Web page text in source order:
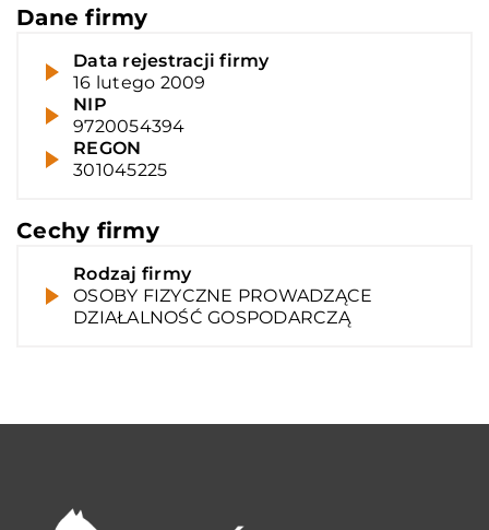
Dane firmy
Data rejestracji firmy
16 lutego 2009
NIP
9720054394
REGON
301045225
Cechy firmy
Rodzaj firmy
OSOBY FIZYCZNE PROWADZĄCE
DZIAŁALNOŚĆ GOSPODARCZĄ